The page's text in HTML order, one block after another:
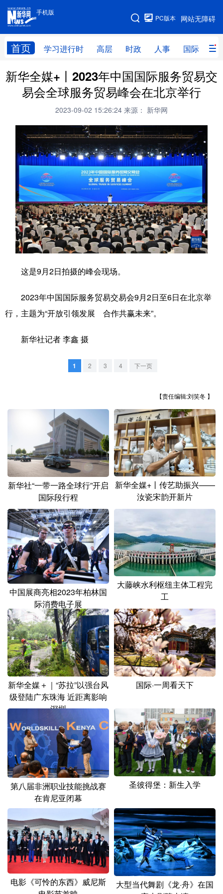
手机版
网站无障碍
PC版本
首页 学习进行时 高层 时政 人事 国际 财
手机版
网站地图
学习进行时 高层 时政 人事
国际 财经 网评 港澳
全球连线
科技 科创 量子 体育
文化 书画 健康 军事
访谈 视频 图片 政务
法律 中央文件 金融 汽车
食品 人居 信息化 数字经济
学术中国 乡村振兴 银龄 溯源中国
辽宁 吉林 上海 江苏
安徽 福建 江西
山东 河南 湖北 湖南
广东 广西 海南 重庆
四川 贵州 云南 西藏
陕西 甘肃
新疆 内蒙古 黑龙江
多语种频道
English Español
Русский язык 日本語 한국어
Deutsch Português
新华全媒+丨2023年中国国际服务贸易交
易会全球服务贸易峰会在北京举行
2023-09-02 15:26:24 来源： 新华网
这是9月2日拍摄的峰会现场。
2023年中国国际服务贸易交易会9月2日至6日在北京举
行，主题为“开放引领发展 合作共赢未来”。
新华社记者 李鑫 摄
1 2 3 4 下一页
【责任编辑:刘笑冬 】
新华社“一带一路全球行”开启
国际段行程
新华全媒+丨传艺助振兴——
汝瓷宋韵开新片
中国展商亮相2023年柏林国
际消费电子展
大藤峡水利枢纽主体工程完
工
新华全媒＋｜“苏拉”以强台风
级登陆广东珠海 近距离影响
深圳
国际·一周看天下
第八届非洲职业技能挑战赛
在肯尼亚闭幕
圣彼得堡：新生入学
电影《可怜的东西》威尼斯
大型当代舞剧《龙·舟》在国